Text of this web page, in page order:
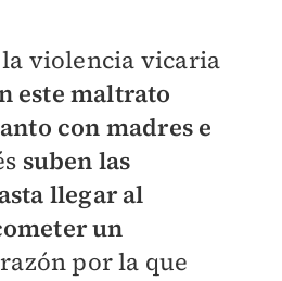
violencia vicaria
este maltrato
con madres e
suben las
llegar al
un
por la que